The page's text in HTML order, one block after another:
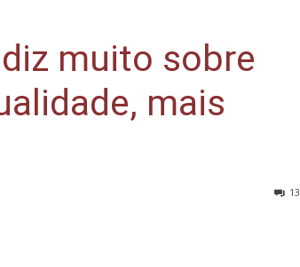
muito sobre
mais
13